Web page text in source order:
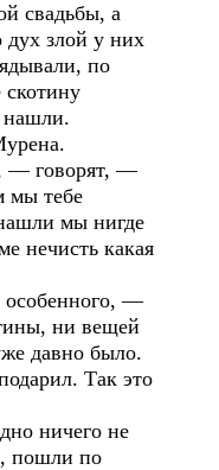
свадьбы, а
дух злой у них
по
нашли.
— говорят, —
мы тебе
мы нигде
нечисть какая
особенного, —
ни вещей
давно было.
Так это
ничего не
пошли по